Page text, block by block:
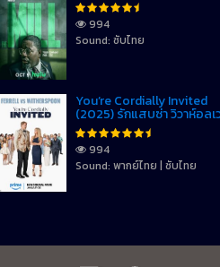
994
Sound: ซับไทย
You’re Cordially Invited
(2025) รักแสบซ่า วิวาห์อลเ
994
Sound: พากย์ไทย | ซับไทย